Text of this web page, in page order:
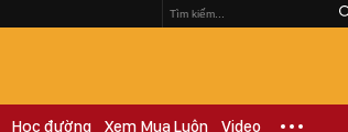
Học đường Xem Mua Luôn Video